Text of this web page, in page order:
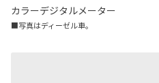
カラーデジタルメーター
■写真はディーゼル車。